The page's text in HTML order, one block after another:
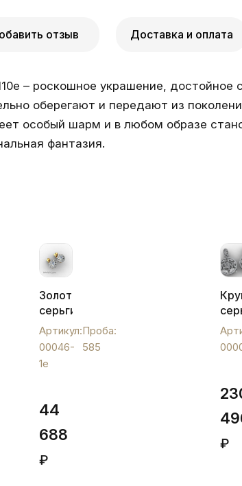
отзыв Доставка и оплата
– роскошное украшение,
оберегают и передают из
особый шарм и в любом образе
фантазия.
Золотые
серьги
"Малинка"
маленькая,
00046-
1e
Артикул:
00046-
1e
Проба:
585
44
688
₽
из
₽